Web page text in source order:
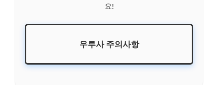
요!
우루사 주의사항